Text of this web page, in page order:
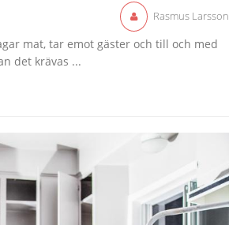
Rasmus Larsson
mat, tar emot gäster och till och med
det krävas ...